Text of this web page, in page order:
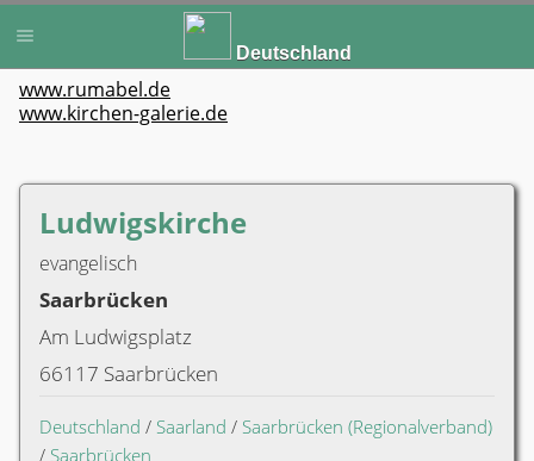
Deutschland
www.rumabel.de
www.kirchen-galerie.de
Ludwigskirche
evangelisch
Saarbrücken
Am Ludwigsplatz
66117 Saarbrücken
Deutschland / Saarland / Saarbrücken (Regionalverband)
/ Saarbrücken